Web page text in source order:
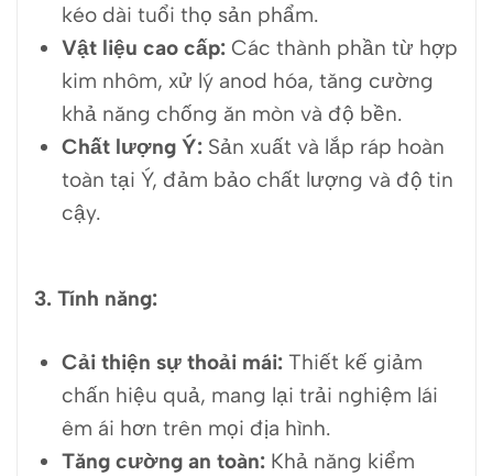
kéo dài tuổi thọ sản phẩm.
Vật liệu cao cấp:Các thành phần từ hợp
kim nhôm, xử lý anod hóa, tăng cường
khả năng chống ăn mòn và độ bền.
Chất lượng Ý:Sản xuất và lắp ráp hoàn
toàn tại Ý, đảm bảo chất lượng và độ tin
cậy.
3. Tính năng:
Cải thiện sự thoải mái:Thiết kế giảm
chấn hiệu quả, mang lại trải nghiệm lái
êm ái hơn trên mọi địa hình.
Tăng cường an toàn:Khả năng kiểm